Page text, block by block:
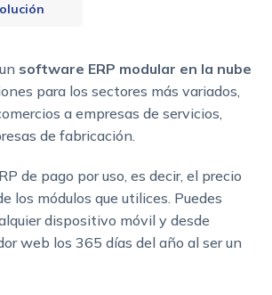
software ERP modular en la nube
para los sectores más variados,
a empresas de servicios,
de fabricación.
de pago por uso, es decir, el precio
los módulos que utilices. Puedes
dispositivo móvil y desde
web los 365 días del año al ser un